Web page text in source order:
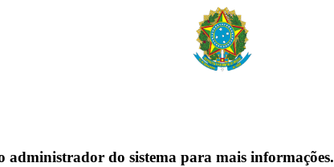
administrador do sistema para mais informações.